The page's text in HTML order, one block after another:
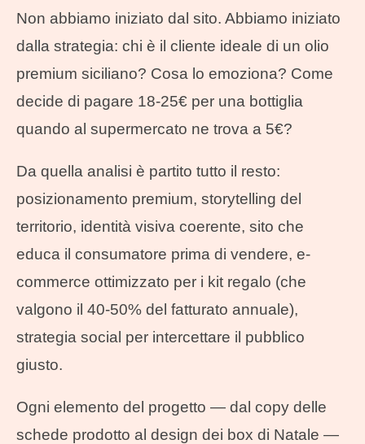
Non abbiamo iniziato dal sito. Abbiamo iniziato
dalla strategia: chi è il cliente ideale di un olio
premium siciliano? Cosa lo emoziona? Come
decide di pagare 18-25€ per una bottiglia
quando al supermercato ne trova a 5€?
Da quella analisi è partito tutto il resto:
posizionamento premium, storytelling del
territorio, identità visiva coerente, sito che
educa il consumatore prima di vendere, e-
commerce ottimizzato per i kit regalo (che
valgono il 40-50% del fatturato annuale),
strategia social per intercettare il pubblico
giusto.
Ogni elemento del progetto — dal copy delle
schede prodotto al design dei box di Natale —